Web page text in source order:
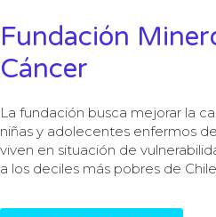
Fundación
Cáncer
La fundación busca mejorar la
niñas y adolecentes enfermos
viven en situación de
a los deciles más pobres de